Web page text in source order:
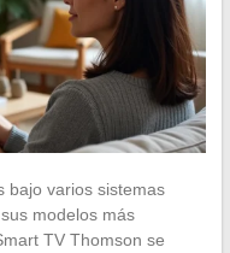
bajo varios sistemas
modelos más
TV Thomson se